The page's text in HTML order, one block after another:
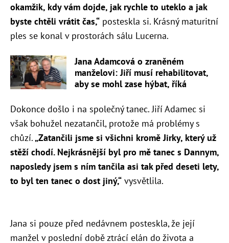
okamžik, kdy vám dojde, jak rychle to uteklo a jak
byste chtěli vrátit čas,“ posteskla si. Krásný maturitní
ples se konal v prostorách sálu Lucerna.
Jana Adamcová o zraněném
manželovi: Jiří musí rehabilitovat,
aby se mohl zase hýbat, říká
Dokonce došlo i na společný tanec. Jiří Adamec si
však bohužel nezatančil, protože má problémy s
chůzí.„Zatančili jsme si všichni kromě Jirky, který už
stěží chodí. Nejkrásnější byl pro mě tanec s Dannym,
naposledy jsem s ním tančila asi tak před deseti lety,
to byl ten tanec o dost jiný,“ vysvětlila.
Jana si pouze před nedávnem posteskla, že její
manžel v poslední době ztrácí elán do života a